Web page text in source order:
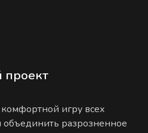
игру всех
объединить разрозненное